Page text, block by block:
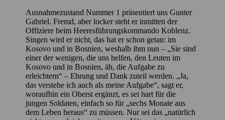
Ausnahmezustand Nummer 1 präsentiert uns Gunter
Gabriel. Fremd, aber locker steht er inmitten der
Offiziere beim Heeresführungskommando Koblenz.
Singen wird er nicht, das hat er schon getan: im
Kosovo und in Bosnien, weshalb ihm nun – „Sie sind
einer der wenigen, die uns helfen, den Leuten im
Kosovo und in Bosnien, äh, die Aufgabe zu
erleichtern“ – Ehrung und Dank zuteil werden. „Ja,
das verstehe ich auch als meine Aufgabe“, sagt er,
woraufhin ein Oberst ergänzt, es sei hart für die
jungen Soldaten, einfach so für „sechs Monate aus
dem Leben heraus“ zu müssen. Nur sei das „natürlich